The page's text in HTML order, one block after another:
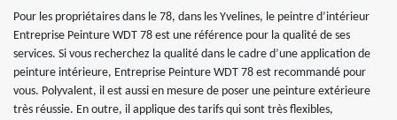
Pour les propriétaires dans le 78, dans les Yvelines, le peintre d’intérieur
Entreprise Peinture WDT 78 est une référence pour la qualité de ses
services. Si vous recherchez la qualité dans le cadre d’une application de
peinture intérieure, Entreprise Peinture WDT 78 est recommandé pour
vous. Polyvalent, il est aussi en mesure de poser une peinture extérieure
très réussie. En outre, il applique des tarifs qui sont très flexibles,